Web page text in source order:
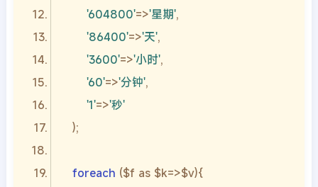
'604800'=>'星期'
'86400'=>'天'
'3600'=>'小时'
'60'=>'分钟'
'1'=>'秒'
foreach
($f as $k=>$v){